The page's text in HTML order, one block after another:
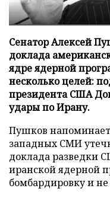
Сенатор Алексей
доклада
ядре ядерной
несколько целей:
президента США
удары по Ирану.
Пушков
западных СМИ
доклада разведки
иранской ядерной
бомбардировку и